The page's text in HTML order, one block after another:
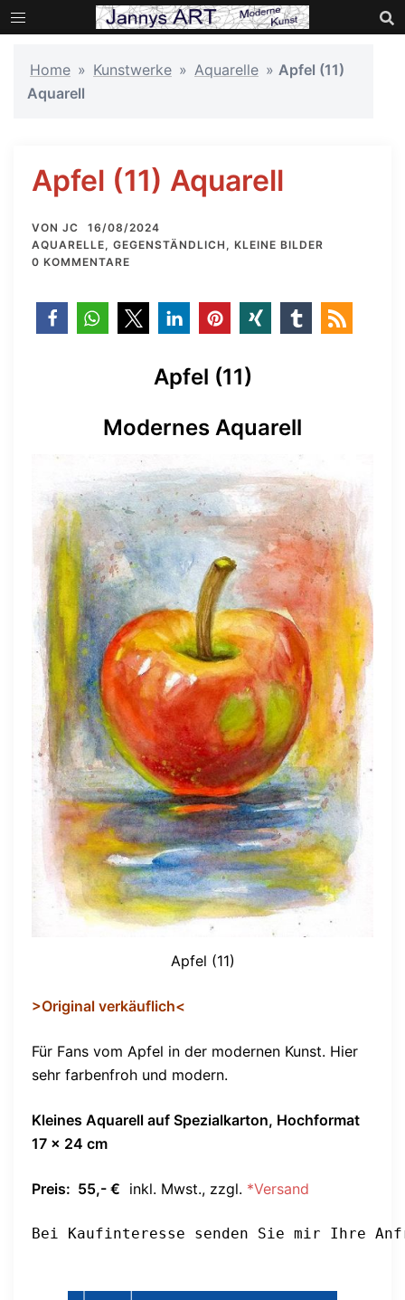
Zum
Inhalt
Home » Kunstwerke » Aquarelle » Apfel (11)
Aquarell
Apfel (11) Aquarell
VON JC
16/08/2024
AQUARELLE, GEGENSTÄNDLICH , KLEINE BILDER
0 KOMMENTARE
Apfel (11)
Modernes Aquarell
Apfel (11)
>Original verkäuflich<
Für Fans vom Apfel in der modernen Kunst. Hier
sehr farbenfroh und modern.
Kleines Aquarell auf Spezialkarton, Hochformat
17 x 24 cm
Preis: 55,- € inkl. Mwst., zzgl. *Versand
Bei Kaufinteresse senden Sie mir Ihre